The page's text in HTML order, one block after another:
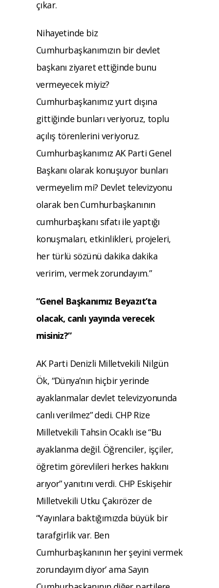
çıkar.
Nihayetinde biz
Cumhurbaşkanımızın bir devlet
başkanı ziyaret ettiğinde bunu
vermeyecek miyiz?
Cumhurbaşkanımız yurt dışına
gittiğinde bunları veriyoruz, toplu
açılış törenlerini veriyoruz.
Cumhurbaşkanımız AK Parti Genel
Başkanı olarak konuşuyor bunları
vermeyelim mi? Devlet televizyonu
olarak ben Cumhurbaşkanının
cumhurbaşkanı sıfatı ile yaptığı
konuşmaları, etkinlikleri, projeleri,
her türlü sözünü dakika dakika
veririm, vermek zorundayım.”
“Genel Başkanımız Beyazıt’ta
olacak, canlı yayında verecek
misiniz?”
AK Parti Denizli Milletvekili Nilgün
Ök, “Dünya’nın hiçbir yerinde
ayaklanmalar devlet televizyonunda
canlı verilmez” dedi. CHP Rize
Milletvekili Tahsin Ocaklı ise “Bu
ayaklanma değil. Öğrenciler, işçiler,
öğretim görevlileri herkes hakkını
arıyor” yanıtını verdi. CHP Eskişehir
Milletvekili Utku Çakırözer de
“Yayınlara baktığımızda büyük bir
tarafgirlik var. Ben
Cumhurbaşkanının her şeyini vermek
zorundayım diyor’ ama Sayın